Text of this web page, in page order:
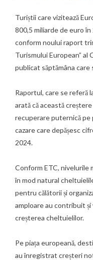
Turiștii care vizitează
800,5 miliarde de euro
conform noului raport
Turismului European” al
publicat săptămâna care
Raportul, care se referă
arată că această
recuperare puternică pe
cazare care depășesc
2024.
Conform ETC, nivelurile
în mod natural
pentru călătorii și
amploare au contribuit
creșterea cheltuielilor.
Pe piața europeană,
au înregistrat creșteri